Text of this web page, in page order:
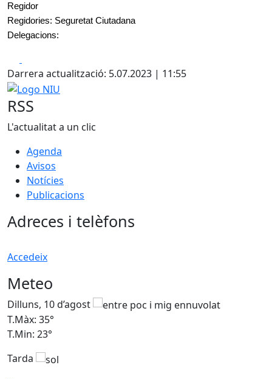
Regidor
Regidories: Seguretat Ciutadana
Delegacions:
Darrera actualització: 5.07.2023 | 11:55
Logo NIU
RSS
L'actualitat a un clic
Agenda
Avisos
Notícies
Publicacions
Adreces i telèfons
Accedeix
Meteo
Dilluns, 10 d’agost
T.Màx: 35°
T.Min: 23°
Tarda